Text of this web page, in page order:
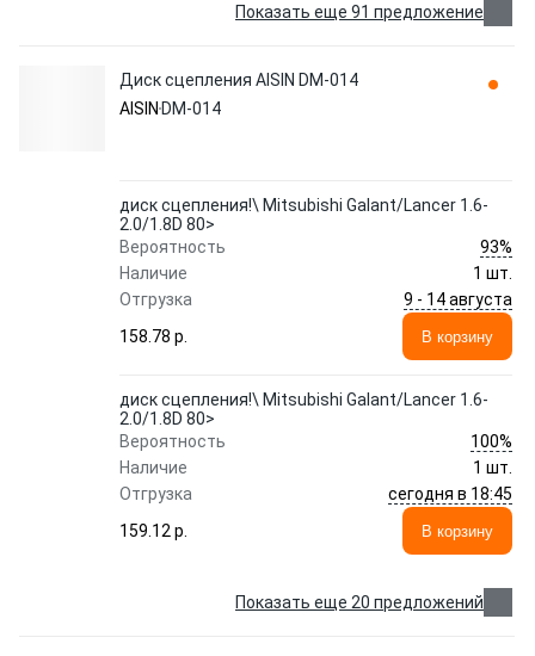
Показать еще 91 предложение
Диск сцепления AISIN DM-014
AISIN DM-014
диск сцепления!\ Mitsubishi Galant/Lancer 1.6-
2.0/1.8D 80>
Вероятность
93%
Наличие
1 шт.
Отгрузка
9 - 14 августа
158.78 p.
В корзину
диск сцепления!\ Mitsubishi Galant/Lancer 1.6-
2.0/1.8D 80>
Вероятность
100%
Наличие
1 шт.
Отгрузка
сегодня в 18:45
159.12 p.
В корзину
Показать еще 20 предложений